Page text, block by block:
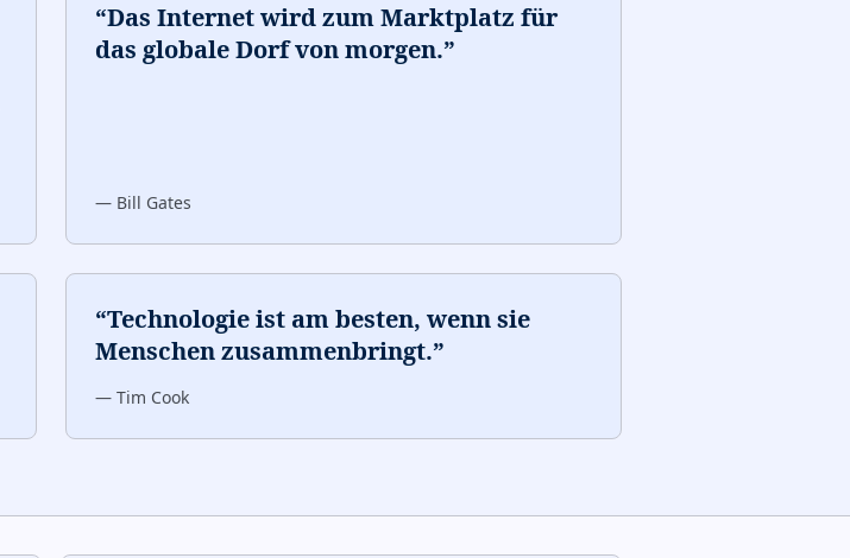
“Das Internet wird zum Marktplatz für
das globale Dorf von morgen.”
— Bill Gates
“Technologie ist am besten, wenn sie
Menschen zusammenbringt.”
— Tim Cook